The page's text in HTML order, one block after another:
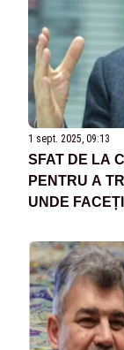
1 sept. 2025, 09:13
SFAT DE LA
PENTRU A
UNDE
INFLAȚIE”